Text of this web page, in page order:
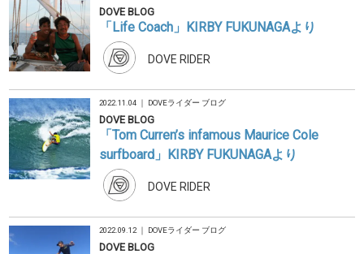
DOVE BLOG
「Life Coach」KIRBY FUKUNAGAより
DOVE RIDER
2022.11.04 ｜ DOVEライダー ブログ
DOVE BLOG
「Tom Curren’s infamous Maurice Cole
surfboard」KIRBY FUKUNAGAより
DOVE RIDER
2022.09.12 ｜ DOVEライダー ブログ
DOVE BLOG